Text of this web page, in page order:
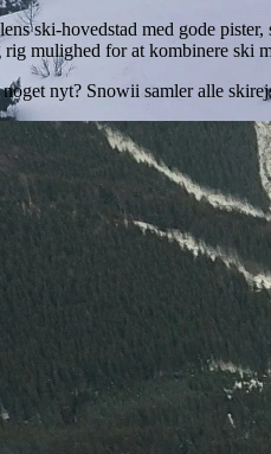
til
ski-hovedstad med gode
mulighed for at kombinere ski
nyt? Snowii samler alle